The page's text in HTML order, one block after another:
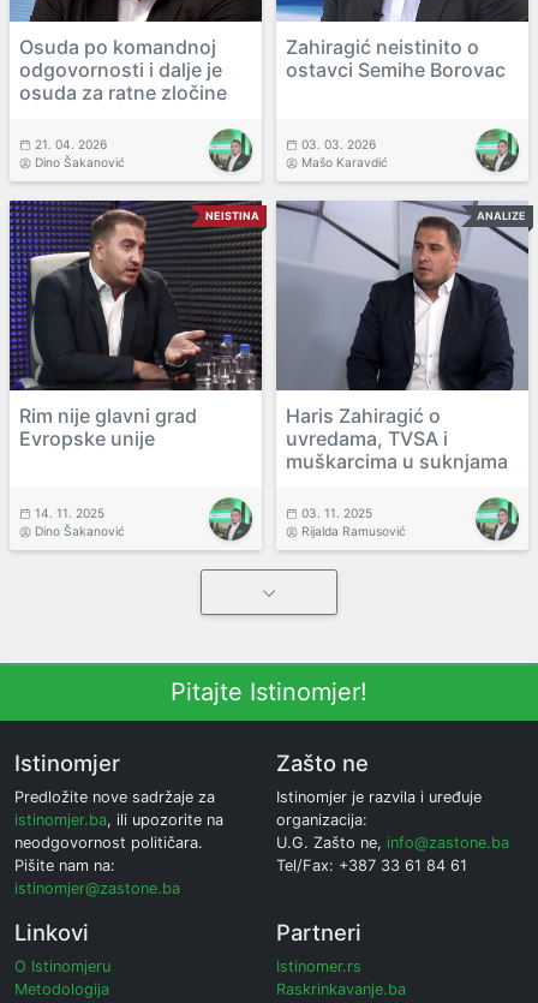
Osuda po komandnoj
odgovornosti i dalje je
osuda za ratne zločine
21. 04. 2026
Dino Šakanović
Zahiragić neistinito o
ostavci Semihe Borovac
03. 03. 2026
Mašo Karavdić
NEISTINA
Rim nije glavni grad
Evropske unije
14. 11. 2025
Dino Šakanović
ANALIZE
Haris Zahiragić o
uvredama, TVSA i
muškarcima u suknjama
03. 11. 2025
Rijalda Ramusović
Pitajte Istinomjer!
Istinomjer
Predložite nove sadržaje za
istinomjer.ba, ili upozorite na
neodgovornost političara.
Pišite nam na:
istinomjer@zastone.ba
Zašto ne
Istinomjer je razvila i uređuje
organizacija:
U.G. Zašto ne, info@zastone.ba
Tel/Fax: +387 33 61 84 61
Linkovi
O Istinomjeru
Metodologija
Partneri
Istinomer.rs
Raskrinkavanje.ba